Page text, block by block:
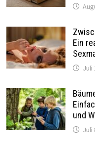
Ein
Juli
und
Juli